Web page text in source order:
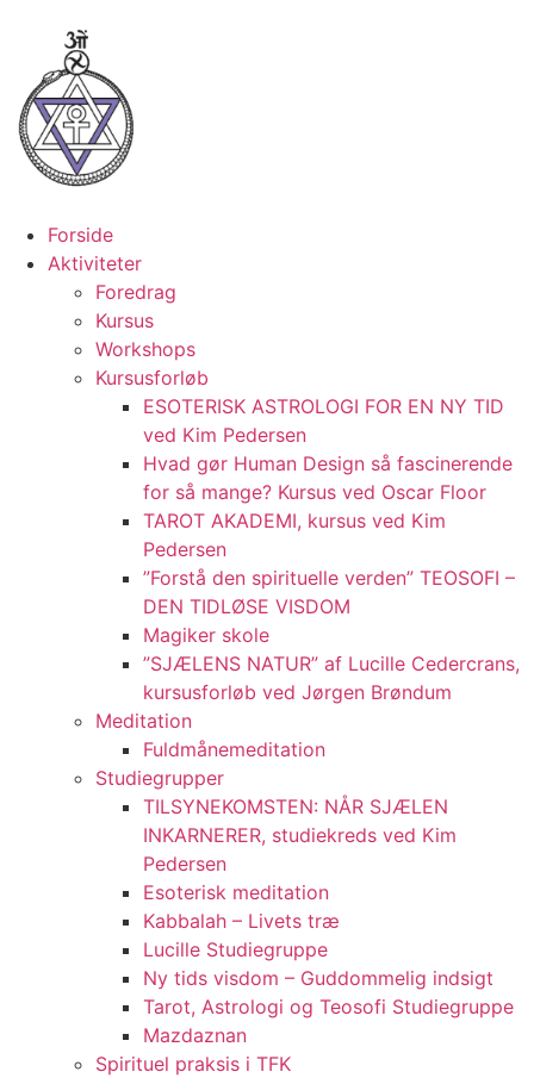
Forside
Aktiviteter
Foredrag
Kursus
Workshops
Kursusforløb
ESOTERISK ASTROLOGI FOR EN NY TID
ved Kim Pedersen
Hvad gør Human Design så fascinerende
for så mange? Kursus ved Oscar Floor
TAROT AKADEMI, kursus ved Kim
Pedersen
”Forstå den spirituelle verden” TEOSOFI –
DEN TIDLØSE VISDOM
Magiker skole
”SJÆLENS NATUR” af Lucille Cedercrans,
kursusforløb ved Jørgen Brøndum
Meditation
Fuldmånemeditation
Studiegrupper
TILSYNEKOMSTEN: NÅR SJÆLEN
INKARNERER, studiekreds ved Kim
Pedersen
Esoterisk meditation
Kabbalah – Livets træ
Lucille Studiegruppe
Ny tids visdom – Guddommelig indsigt
Tarot, Astrologi og Teosofi Studiegruppe
Mazdaznan
Spirituel praksis i TFK